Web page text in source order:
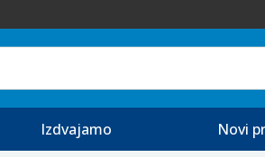
Izdvajamo Novi